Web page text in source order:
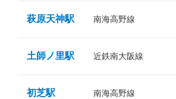
萩原天神駅 南海高野線
土師ノ里駅 近鉄南大阪線
初芝駅 南海高野線